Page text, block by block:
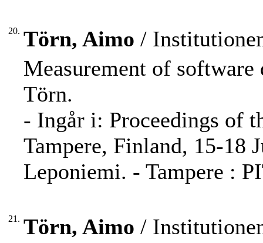
20. Törn, Aimo /
Measurement of
Törn.
- Ingår i: Proceedings of
Tampere, Finland, 15-18
Leponiemi. - Tampere :
21. Törn, Aimo /